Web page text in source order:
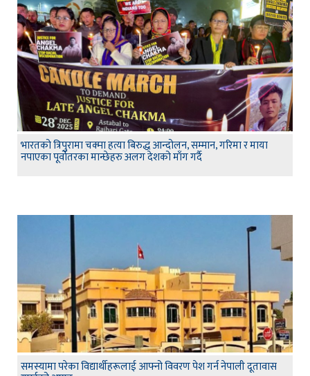
भारतको त्रिपुरामा चक्मा हत्या बिरुद्ध आन्दोलन, सम्मान, गरिमा र माया
नपाएका पूर्वोतरका मान्छेहरु अलग देशको माँग गर्दै
समस्यामा परेका विद्यार्थीहरूलाई आफ्नो विवरण पेश गर्न नेपाली दूतावास